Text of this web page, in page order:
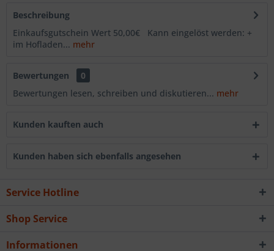
Beschreibung
Einkaufsgutschein Wert 50,00€ Kann eingelöst werden: +
im Hofladen... mehr
Bewertungen
0
Bewertungen lesen, schreiben und diskutieren... mehr
Kunden kauften auch
Kunden haben sich ebenfalls angesehen
Service Hotline
Shop Service
Informationen